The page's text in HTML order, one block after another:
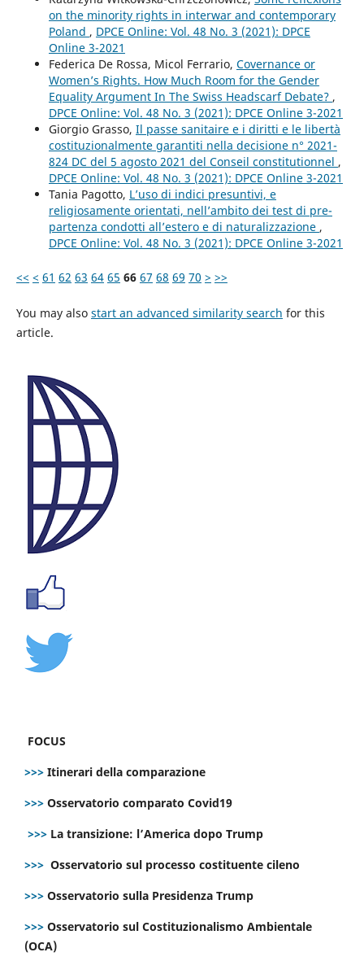
on the minority rights in interwar and contemporary
Poland , DPCE Online: Vol. 48 No. 3 (2021): DPCE
Online 3-2021
Federica De Rossa, Micol Ferrario, Covernance or
Women’s Rights. How Much Room for the Gender
Equality Argument In The Swiss Headscarf Debate? ,
DPCE Online: Vol. 48 No. 3 (2021): DPCE Online 3-2021
Giorgio Grasso, Il passe sanitaire e i diritti e le libertà
costituzionalmente garantiti nella decisione n° 2021-
824 DC del 5 agosto 2021 del Conseil constitutionnel ,
DPCE Online: Vol. 48 No. 3 (2021): DPCE Online 3-2021
Tania Pagotto, L’uso di indici presuntivi, e
religiosamente orientati, nell’ambito dei test di pre-
partenza condotti all’estero e di naturalizzazione ,
DPCE Online: Vol. 48 No. 3 (2021): DPCE Online 3-2021
<< < 61 62 63 64 65 66 67 68 69 70 > >>
You may also start an advanced similarity search for this
article.
FOCUS
>>> Itinerari della comparazione
>>> Osservatorio comparato Covid19
>>> La transizione: l’America dopo Trump
>>> Osservatorio sul processo costituente cileno
>>> Osservatorio sulla Presidenza Trump
>>> Osservatorio sul Costituzionalismo Ambientale
(OCA)